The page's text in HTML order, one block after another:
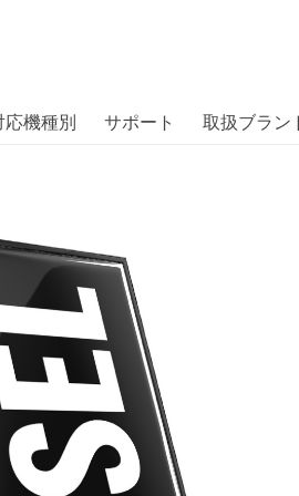
ランド」をはじめ「ユニークな商
応機種別 サポート 取扱ブラン